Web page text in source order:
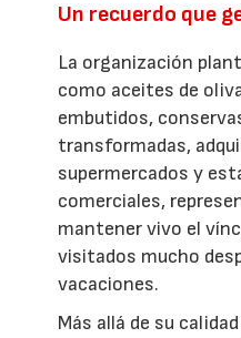
Un recuerdo que
La organización
como aceites de
embutidos,
transformadas,
supermercados y
comerciales,
mantener vivo el
visitados mucho
vacaciones.
Más allá de su